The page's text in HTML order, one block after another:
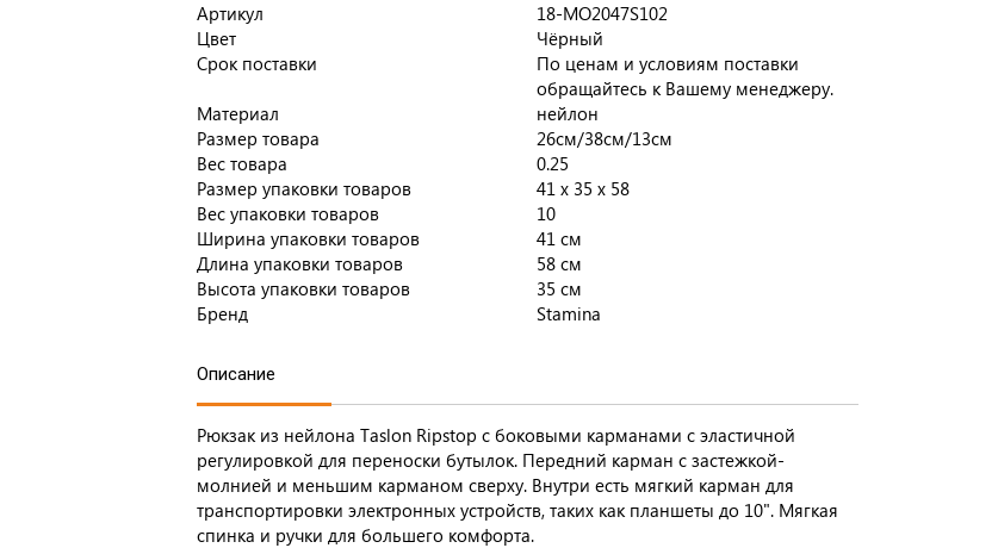
Артикул
18-MO2047S102
Цвет
Чёрный
Срок поставки
По ценам и условиям поставки
обращайтесь к Вашему менеджеру.
Материал
нейлон
Размер товара
26см/38см/13см
Вес товара
0.25
Размер упаковки товаров
41 x 35 x 58
Вес упаковки товаров
10
Ширина упаковки товаров
41 см
Длина упаковки товаров
58 см
Высота упаковки товаров
35 см
Бренд
Stamina
Описание
Рюкзак из нейлона Taslon Ripstop с боковыми карманами с эластичной
регулировкой для переноски бутылок. Передний карман с застежкой-
молнией и меньшим карманом сверху. Внутри есть мягкий карман для
транспортировки электронных устройств, таких как планшеты до 10". Мягкая
спинка и ручки для большего комфорта.